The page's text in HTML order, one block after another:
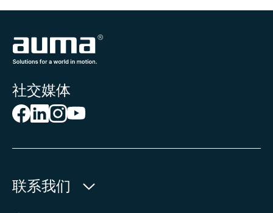
社交媒体
联系我们